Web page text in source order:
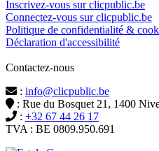
Inscrivez-vous sur clicpublic.be
Connectez-vous sur clicpublic.be
Politique de confidentialité &
Déclaration d'accessibilité
Contactez-nous
: info@clicpublic.be
: Rue du Bosquet 21, 1400
: +32 67 44 26 17
TVA : BE 0809.950.691